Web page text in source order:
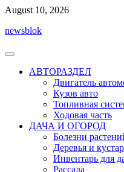
Перейти
содержимому
August 10, 2026
newsblok
АВТОРАЗДЕЛ
Двигатель
Кузов авто
Топливная
Ходовая часть
ДАЧА И ОГОРОД
Болезни
Деревья и
Инвентарь для
Рассада